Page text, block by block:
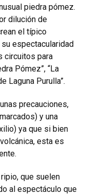
piedra pómez.
dilución de
el típico
su espectacularidad
circuitos para
Pómez”, “La
Laguna Purulla”.
precauciones,
y una
ya que si bien
esta es
que suelen
al espectáculo que